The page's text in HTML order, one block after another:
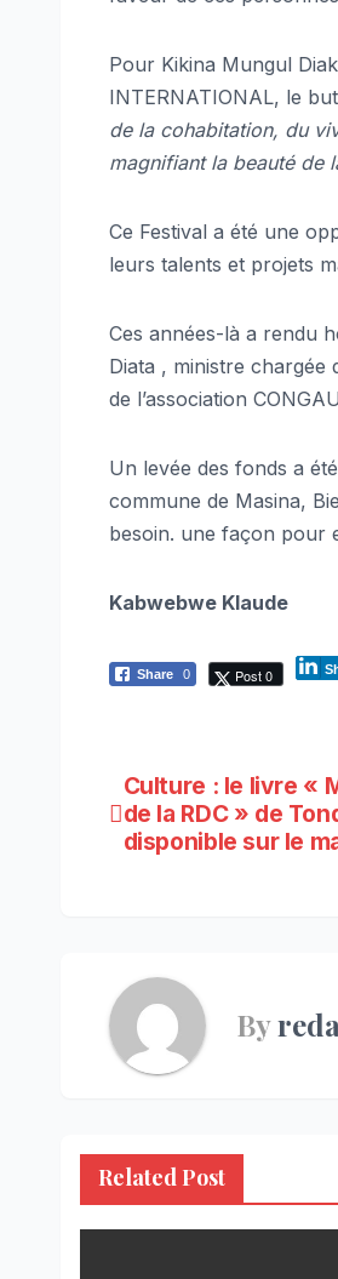
Pour Kikina Mungul
INTERNATIONAL, le
de la cohabitation, du
magnifiant la beauté de
Ce Festival a été une
leurs talents et projets
Ces années-là a rendu
Diata , ministre chargée
de l’association
Un levée des fonds a
commune de Masina,
besoin. une façon pour
Kabwebwe Klaude
Share 0 Post 0
Navigation
de
Culture : le livre «
de la RDC » de
disponible sur le
By
Related Post